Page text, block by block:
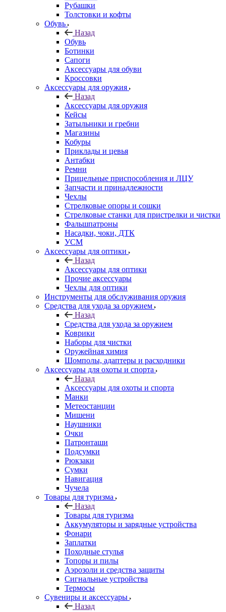
Рубашки
Толстовки и кофты
Обувь
Назад
Обувь
Ботинки
Сапоги
Аксессуары для обуви
Кроссовки
Аксессуары для оружия
Назад
Аксессуары для оружия
Кейсы
Затыльники и гребни
Магазины
Кобуры
Приклады и цевья
Антабки
Ремни
Прицельные приспособления и ЛЦУ
Запчасти и принадлежности
Чехлы
Стрелковые опоры и сошки
Стрелковые станки для пристрелки и чистки
Фальшпатроны
Насадки, чоки, ДТК
УСМ
Аксессуары для оптики
Назад
Аксессуары для оптики
Прочие аксессуары
Чехлы для оптики
Инструменты для обслуживания оружия
Средства для ухода за оружием
Назад
Средства для ухода за оружием
Коврики
Наборы для чистки
Оружейная химия
Шомполы, адаптеры и расходники
Аксессуары для охоты и спорта
Назад
Аксессуары для охоты и спорта
Манки
Метеостанции
Мишени
Наушники
Очки
Патронташи
Подсумки
Рюкзаки
Сумки
Навигация
Чучела
Товары для туризма
Назад
Товары для туризма
Аккумуляторы и зарядные устройства
Фонари
Заплатки
Походные стулья
Топоры и пилы
Аэрозоли и средства защиты
Сигнальные устройства
Термосы
Сувениры и аксессуары
Назад